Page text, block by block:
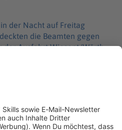
der Nacht auf Freitag
die Beamten gegen
der Ausfahrt Wiesent/Wörth
Polizeiaufgebot sicherte den
ab. Die Fahrerin und der